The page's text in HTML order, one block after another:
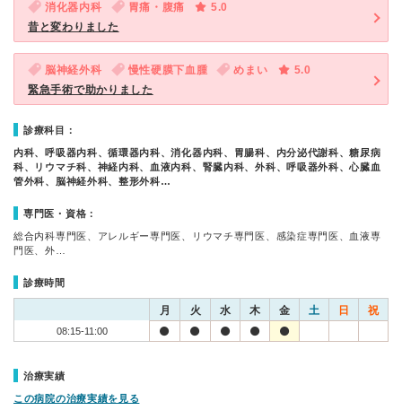
消化器内科 胃痛・腹痛
5.0
昔と変わりました
脳神経外科 慢性硬膜下血腫 めまい
5.0
緊急手術で助かりました
診療科目：
内科、呼吸器内科、循環器内科、消化器内科、胃腸科、内分泌代謝科、糖尿病
科、リウマチ科、神経内科、血液内科、腎臓内科、外科、呼吸器外科、心臓血
管外科、脳神経外科、整形外科…
専門医・資格：
総合内科専門医、アレルギー専門医、リウマチ専門医、感染症専門医、血液専
門医、外…
診療時間
月 火 水 木 金 土 日 祝
08:15-11:00
治療実績
この病院の治療実績を見る